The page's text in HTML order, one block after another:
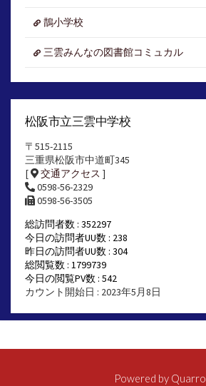
鵲小学校
三雲みんなの図書館コミュカル
松阪市立三雲中学校
〒515-2115
三重県松阪市中道町345
[
交通アクセス ]
0598-56-2329
0598-56-3505
総訪問者数 : 352297
今日の訪問者UU数 : 238
昨日の訪問者UU数 : 304
総閲覧数 : 1799739
今日の閲覧PV数 : 542
カウント開始日 : 2023年5月8日
Powered by Quarro